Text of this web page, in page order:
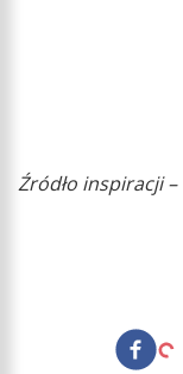
Źródło inspiracji –